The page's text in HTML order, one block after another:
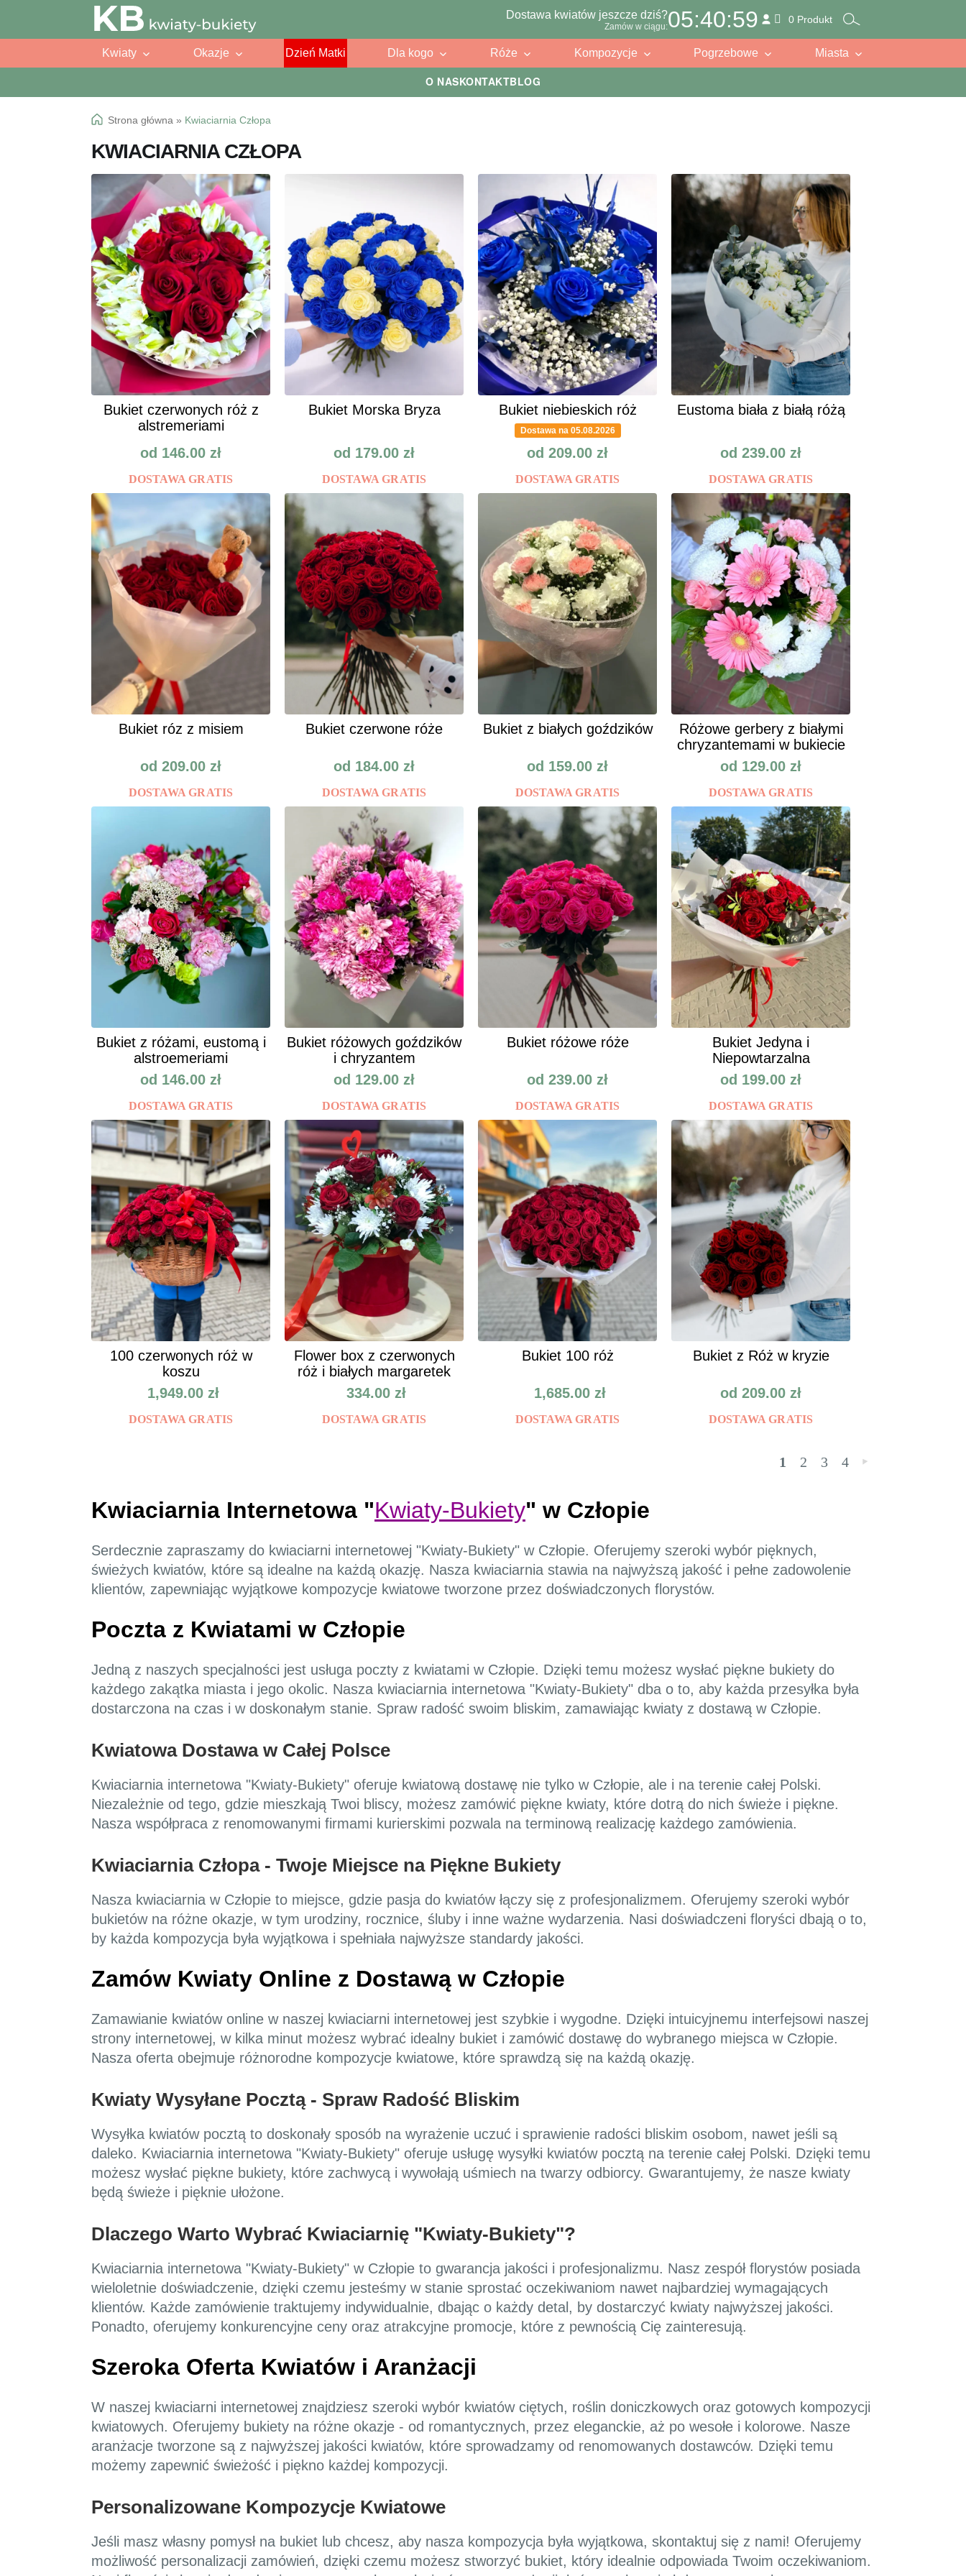
O NASKONTAKTBLOG
Przejdź
do
Przejdź
do
Dostawa kwiatów jeszcze dziś?
Zamów w ciągu:05:40:57 0 Produkt
Kwiaty Okazje Dzień Matki Dla kogo Róże Kompozycje Pogrzebowe Miasta
Strona główna » Kwiaciarnia Człopa
KWIACIARNIA CZŁOPA
Bukiet czerwonych róż z
alstremeriami
od 146.00 zł
DOSTAWA GRATIS
Bukiet Morska Bryza
od 179.00 zł
DOSTAWA GRATIS
Bukiet niebieskich róż
Dostawa na 05.08.2026
od 209.00 zł
DOSTAWA GRATIS
Eustoma biała z białą różą
od 239.00 zł
DOSTAWA GRATIS
Bukiet róz z misiem
od 209.00 zł
DOSTAWA GRATIS
Bukiet czerwone róże
od 184.00 zł
DOSTAWA GRATIS
Bukiet z białych goździków
od 159.00 zł
DOSTAWA GRATIS
Różowe gerbery z białymi
chryzantemami w bukiecie
od 129.00 zł
DOSTAWA GRATIS
Bukiet z różami, eustomą i
alstroemeriami
od 146.00 zł
DOSTAWA GRATIS
Bukiet różowych goździków
i chryzantem
od 129.00 zł
DOSTAWA GRATIS
Bukiet różowe róże
od 239.00 zł
DOSTAWA GRATIS
Bukiet Jedyna i
Niepowtarzalna
od 199.00 zł
DOSTAWA GRATIS
100 czerwonych róż w
koszu
1,949.00 zł
DOSTAWA GRATIS
Flower box z czerwonych
róż i białych margaretek
334.00 zł
DOSTAWA GRATIS
Bukiet 100 róż
1,685.00 zł
DOSTAWA GRATIS
Bukiet z Róż w kryzie
od 209.00 zł
DOSTAWA GRATIS
1 2 3 4 »
Kwiaciarnia Internetowa "Kwiaty-Bukiety" w Człopie
Serdecznie zapraszamy do kwiaciarni internetowej "Kwiaty-Bukiety" w Człopie. Oferujemy szeroki wybór pięknych,
świeżych kwiatów, które są idealne na każdą okazję. Nasza kwiaciarnia stawia na najwyższą jakość i pełne zadowolenie
klientów, zapewniając wyjątkowe kompozycje kwiatowe tworzone przez doświadczonych florystów.
Poczta z Kwiatami w Człopie
Jedną z naszych specjalności jest usługa poczty z kwiatami w Człopie. Dzięki temu możesz wysłać piękne bukiety do
każdego zakątka miasta i jego okolic. Nasza kwiaciarnia internetowa "Kwiaty-Bukiety" dba o to, aby każda przesyłka była
dostarczona na czas i w doskonałym stanie. Spraw radość swoim bliskim, zamawiając kwiaty z dostawą w Człopie.
Kwiatowa Dostawa w Całej Polsce
Kwiaciarnia internetowa "Kwiaty-Bukiety" oferuje kwiatową dostawę nie tylko w Człopie, ale i na terenie całej Polski.
Niezależnie od tego, gdzie mieszkają Twoi bliscy, możesz zamówić piękne kwiaty, które dotrą do nich świeże i piękne.
Nasza współpraca z renomowanymi firmami kurierskimi pozwala na terminową realizację każdego zamówienia.
Kwiaciarnia Człopa - Twoje Miejsce na Piękne Bukiety
Nasza kwiaciarnia w Człopie to miejsce, gdzie pasja do kwiatów łączy się z profesjonalizmem. Oferujemy szeroki wybór
bukietów na różne okazje, w tym urodziny, rocznice, śluby i inne ważne wydarzenia. Nasi doświadczeni floryści dbają o to,
by każda kompozycja była wyjątkowa i spełniała najwyższe standardy jakości.
Zamów Kwiaty Online z Dostawą w Człopie
Zamawianie kwiatów online w naszej kwiaciarni internetowej jest szybkie i wygodne. Dzięki intuicyjnemu interfejsowi naszej
strony internetowej, w kilka minut możesz wybrać idealny bukiet i zamówić dostawę do wybranego miejsca w Człopie.
Nasza oferta obejmuje różnorodne kompozycje kwiatowe, które sprawdzą się na każdą okazję.
Kwiaty Wysyłane Pocztą - Spraw Radość Bliskim
Wysyłka kwiatów pocztą to doskonały sposób na wyrażenie uczuć i sprawienie radości bliskim osobom, nawet jeśli są
daleko. Kwiaciarnia internetowa "Kwiaty-Bukiety" oferuje usługę wysyłki kwiatów pocztą na terenie całej Polski. Dzięki temu
możesz wysłać piękne bukiety, które zachwycą i wywołają uśmiech na twarzy odbiorcy. Gwarantujemy, że nasze kwiaty
będą świeże i pięknie ułożone.
Dlaczego Warto Wybrać Kwiaciarnię "Kwiaty-Bukiety"?
Kwiaciarnia internetowa "Kwiaty-Bukiety" w Człopie to gwarancja jakości i profesjonalizmu. Nasz zespół florystów posiada
wieloletnie doświadczenie, dzięki czemu jesteśmy w stanie sprostać oczekiwaniom nawet najbardziej wymagających
klientów. Każde zamówienie traktujemy indywidualnie, dbając o każdy detal, by dostarczyć kwiaty najwyższej jakości.
Ponadto, oferujemy konkurencyjne ceny oraz atrakcyjne promocje, które z pewnością Cię zainteresują.
Szeroka Oferta Kwiatów i Aranżacji
W naszej kwiaciarni internetowej znajdziesz szeroki wybór kwiatów ciętych, roślin doniczkowych oraz gotowych kompozycji
kwiatowych. Oferujemy bukiety na różne okazje - od romantycznych, przez eleganckie, aż po wesołe i kolorowe. Nasze
aranżacje tworzone są z najwyższej jakości kwiatów, które sprowadzamy od renomowanych dostawców. Dzięki temu
możemy zapewnić świeżość i piękno każdej kompozycji.
Personalizowane Kompozycje Kwiatowe
Jeśli masz własny pomysł na bukiet lub chcesz, aby nasza kompozycja była wyjątkowa, skontaktuj się z nami! Oferujemy
możliwość personalizacji zamówień, dzięki czemu możesz stworzyć bukiet, który idealnie odpowiada Twoim oczekiwaniom.